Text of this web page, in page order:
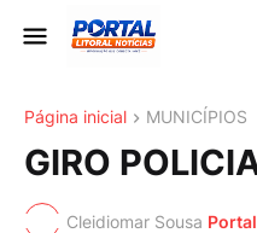
Página inicial MUNICÍPIOS
GIRO
Cleidiomar Sousa